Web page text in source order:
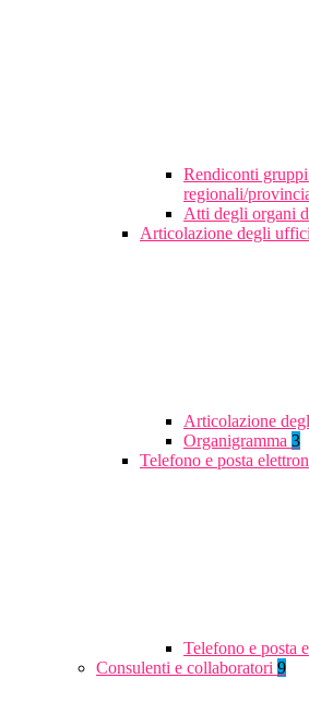
Rendiconti
regionali/
Atti degli organi
Articolazione degli uffici
Articolazione
Organigramma 3
Telefono e posta
Telefono e posta
Consulenti e collaboratori 9